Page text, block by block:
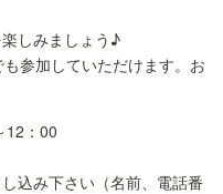
しみましょう♪
参加していただけます。お
：00
込み下さい（名前、電話番